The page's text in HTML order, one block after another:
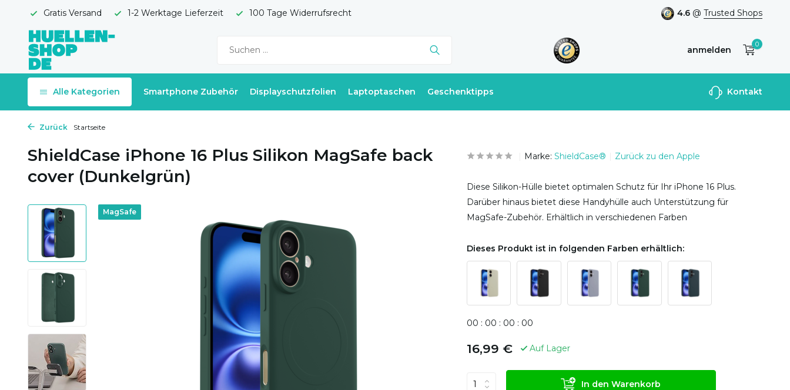
Gratis Versand 1-2 Werktage Lieferzeit 100 Tage Widerrufsrecht 4.6 @ Trusted Shops
anmelden
Benutzerkonto
0
Alle Kategorien Smartphone Zubehör Displayschutzfolien Laptoptaschen Geschenktipps Kontakt
Zurück Startseite
ShieldCase iPhone 16 Plus Silikon MagSafe back
cover (Dunkelgrün)
MagSafe
Marke: ShieldCase® Zurück zu den Apple
Diese Silikon-Hülle bietet optimalen Schutz für Ihr iPhone 16 Plus.
Darüber hinaus bietet diese Handyhülle auch Unterstützung für
MagSafe-Zubehör. Erhältlich in verschiedenen Farben
Dieses Produkt ist in folgenden Farben erhältlich:
00 : 00 : 00 : 00
16,99 € Auf Lager
In den Warenkorb